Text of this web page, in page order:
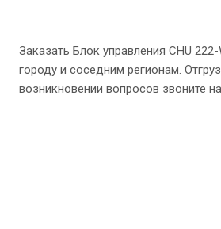
Заказать Блок управления CHU
городу и соседним регионам.
возникновении вопросов звоните